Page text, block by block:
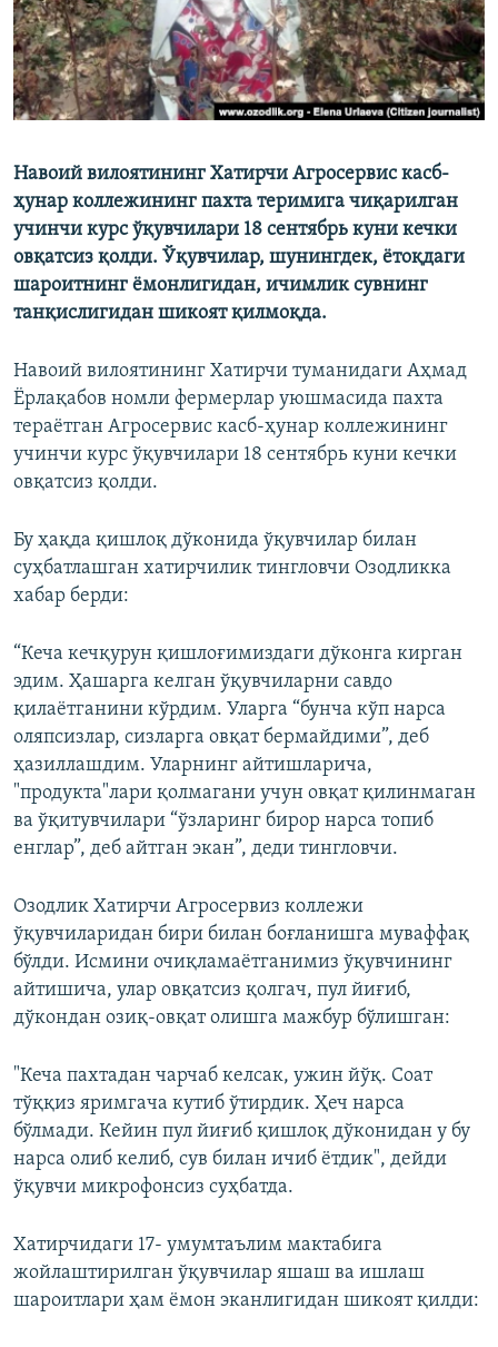
Навоий вилоятининг Хатирчи Агросервис касб-
ҳунар коллежининг пахта теримига чиқарилган
учинчи курс ўқувчилари 18 сентябрь куни кечки
овқатсиз қолди. Ўқувчилар, шунингдек, ётоқдаги
шароитнинг ёмонлигидан, ичимлик сувнинг
танқислигидан шикоят қилмоқда.
Навоий вилоятининг Хатирчи туманидаги Аҳмад
Ёрлақабов номли фермерлар уюшмасида пахта
тераётган Агросервис касб-ҳунар коллежининг
учинчи курс ўқувчилари 18 сентябрь куни кечки
овқатсиз қолди.
Бу ҳақда қишлоқ дўконида ўқувчилар билан
суҳбатлашган хатирчилик тингловчи Озодликка
хабар берди:
“Кеча кечқурун қишлоғимиздаги дўконга кирган
эдим. Ҳашарга келган ўқувчиларни савдо
қилаётганини кўрдим. Уларга “бунча кўп нарса
оляпсизлар, сизларга овқат бермайдими”, деб
ҳазиллашдим. Уларнинг айтишларича,
"продукта"лари қолмагани учун овқат қилинмаган
ва ўқитувчилари “ўзларинг бирор нарса топиб
енглар”, деб айтган экан”, деди тингловчи.
Озодлик Хатирчи Агросервиз коллежи
ўқувчиларидан бири билан боғланишга муваффақ
бўлди. Исмини очиқламаётганимиз ўқувчининг
айтишича, улар овқатсиз қолгач, пул йиғиб,
дўкондан озиқ-овқат олишга мажбур бўлишган:
"Кеча пахтадан чарчаб келсак, ужин йўқ. Соат
тўққиз яримгача кутиб ўтирдик. Ҳеч нарса
бўлмади. Кейин пул йиғиб қишлоқ дўконидан у бу
нарса олиб келиб, сув билан ичиб ётдик", дейди
ўқувчи микрофонсиз суҳбатда.
Хатирчидаги 17- умумтаълим мактабига
жойлаштирилган ўқувчилар яшаш ва ишлаш
шароитлари ҳам ёмон эканлигидан шикоят қилди: